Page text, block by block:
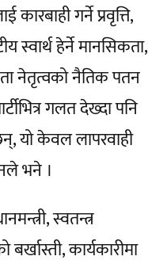
कारबाही गर्ने प्रवृत्ति,
स्वार्थ हेर्ने मानसिकता,
नेतृत्वको नैतिक पतन
गलत देख्दा पनि
यो केवल लापरवाही
भने ।
स्वतन्त्र
बर्खास्ती, कार्यकारीमा